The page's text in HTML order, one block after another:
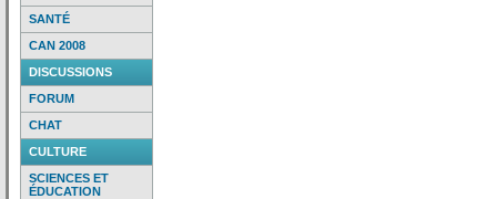
SANTÉ
CAN 2008
DISCUSSIONS
FORUM
CHAT
CULTURE
SCIENCES ET
ÉDUCATION